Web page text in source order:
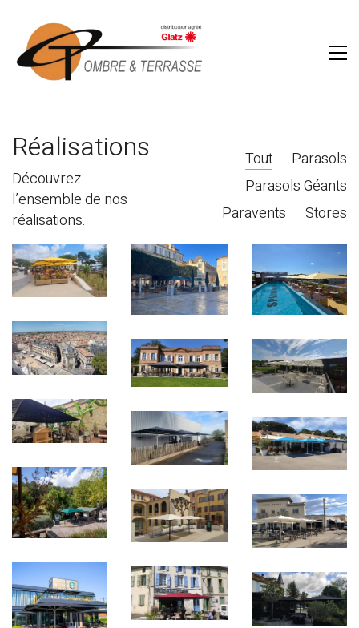
Réalisations
Découvrez
l’ensemble de nos
réalisations.
Tout
Parasols
Parasols Géants
Paravents
Stores